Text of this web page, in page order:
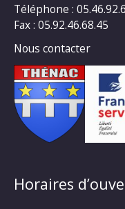
Téléphone :
Fax : 05.92.46.68.45
Nous contacter
Horaires